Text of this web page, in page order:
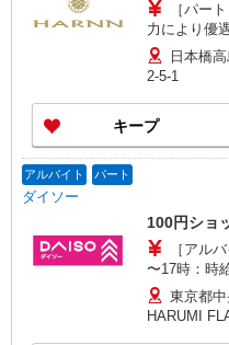
［パー
力により優
日本橋
2-5-1
キープ
アルバイト パート
ダイソー
100円シ
［アル
〜17時：時
日祝：時給
円 土日祝
東京都
HARUMI